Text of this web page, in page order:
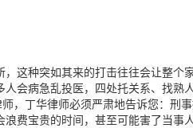
这种突如其来的打击往往会让整个
会病急乱投医，四处托关系、找熟
，丁华律师必须严肃地告诉您：刑事
费宝贵的时间，甚至可能害了当事